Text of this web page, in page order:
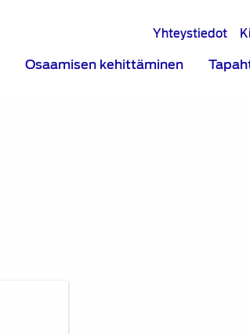
Yhteystiedot
Osaamisen kehittäminen